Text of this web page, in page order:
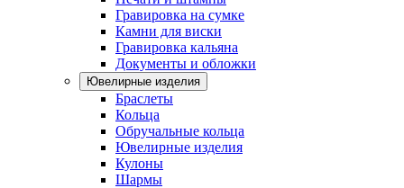
Гравировка на сумке
Камни для виски
Гравировка кальяна
Документы и обложки
Ювелирные изделия
Браслеты
Кольца
Обручальные кольца
Ювелирные изделия
Кулоны
Шармы